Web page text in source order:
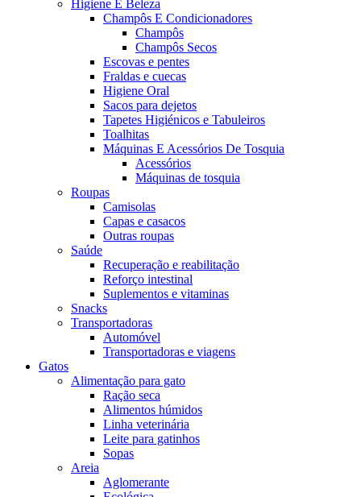
Higiene E Beleza
Champôs E Condicionadores
Champôs
Champôs Secos
Escovas e pentes
Fraldas e cuecas
Higiene Oral
Sacos para dejetos
Tapetes Higiénicos e Tabuleiros
Toalhitas
Máquinas E Acessórios De Tosquia
Acessórios
Máquinas de tosquia
Roupas
Camisolas
Capas e casacos
Outras roupas
Saúde
Recuperação e reabilitação
Reforço intestinal
Suplementos e vitaminas
Snacks
Transportadoras
Automóvel
Transportadoras e viagens
Gatos
Alimentação para gato
Ração seca
Alimentos húmidos
Linha veterinária
Leite para gatinhos
Sopas
Areia
Aglomerante